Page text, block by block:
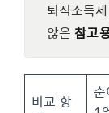
퇴직소득
않은 참고
비교 항